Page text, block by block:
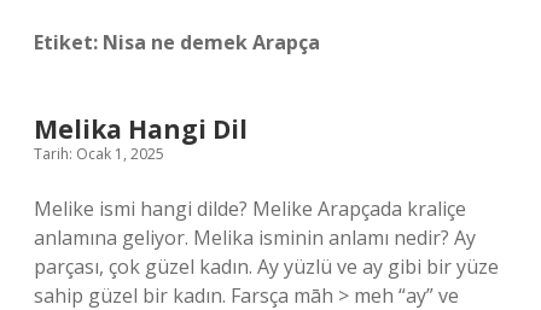
Etiket: Nisa ne demek Arapça
Melika Hangi Dil
Tarih: Ocak 1, 2025
Melike ismi hangi dilde? Melike Arapçada kraliçe
anlamına geliyor. Melika isminin anlamı nedir? Ay
parçası, çok güzel kadın. Ay yüzlü ve ay gibi bir yüze
sahip güzel bir kadın. Farsça māh > meh “ay” ve